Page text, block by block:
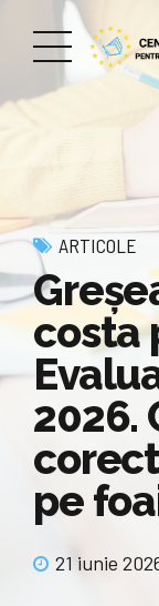
ARTICOLE
costa
2026.
pe
21 iunie